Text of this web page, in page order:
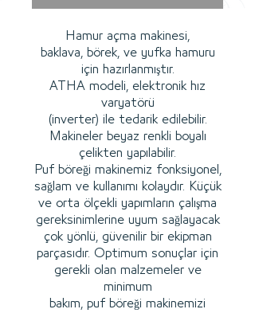
Hamur açma makinesi,
baklava, börek, ve yufka hamuru
için hazırlanmıştır.
ATHA modeli, elektronik hız
varyatörü
(inverter) ile tedarik edilebilir.
Makineler beyaz renkli boyalı
çelikten yapılabilir.
Puf böreği makinemiz fonksiyonel,
sağlam ve kullanımı kolaydır. Küçük
ve orta ölçekli yapımların çalışma
gereksinimlerine uyum sağlayacak
çok yönlü, güvenilir bir ekipman
parçasıdır. Optimum sonuçlar için
gerekli olan malzemeler ve
minimum
bakım, puf böreği makinemizi